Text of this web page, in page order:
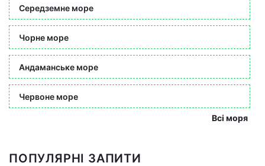
Середземне море
Чорне море
Андаманське море
Червоне море
Всі моря
ПОПУЛЯРНІ ЗАПИТИ